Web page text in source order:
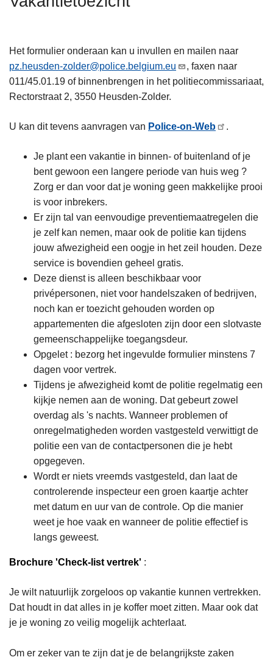
Het formulier onderaan kan u invullen en mailen naar
pz.heusden-zolder@police.belgium.eu
, faxen naar
011/45.01.19 of binnenbrengen in het politiecommissariaat,
Rectorstraat 2, 3550 Heusden-Zolder.
U kan dit tevens aanvragen van Police-on-Web .
Je plant een vakantie in binnen- of buitenland of je
bent gewoon een langere periode van huis weg ?
Zorg er dan voor dat je woning geen makkelijke prooi
is voor inbrekers.
Er zijn tal van eenvoudige preventiemaatregelen die
je zelf kan nemen, maar ook de politie kan tijdens
jouw afwezigheid een oogje in het zeil houden. Deze
service is bovendien geheel gratis.
Deze dienst is alleen beschikbaar voor
privépersonen, niet voor handelszaken of bedrijven,
noch kan er toezicht gehouden worden op
appartementen die afgesloten zijn door een slotvaste
gemeenschappelijke toegangsdeur.
Opgelet : bezorg het ingevulde formulier minstens 7
dagen voor vertrek.
Tijdens je afwezigheid komt de politie regelmatig een
kijkje nemen aan de woning. Dat gebeurt zowel
overdag als 's nachts. Wanneer problemen of
onregelmatigheden worden vastgesteld verwittigt de
politie een van de contactpersonen die je hebt
opgegeven.
Wordt er niets vreemds vastgesteld, dan laat de
controlerende inspecteur een groen kaartje achter
met datum en uur van de controle. Op die manier
weet je hoe vaak en wanneer de politie effectief is
langs geweest.
Brochure 'Check-list vertrek' :
Je wilt natuurlijk zorgeloos op vakantie kunnen vertrekken.
Dat houdt in dat alles in je koffer moet zitten. Maar ook dat
je je woning zo veilig mogelijk achterlaat.
Om er zeker van te zijn dat je de belangrijkste zaken